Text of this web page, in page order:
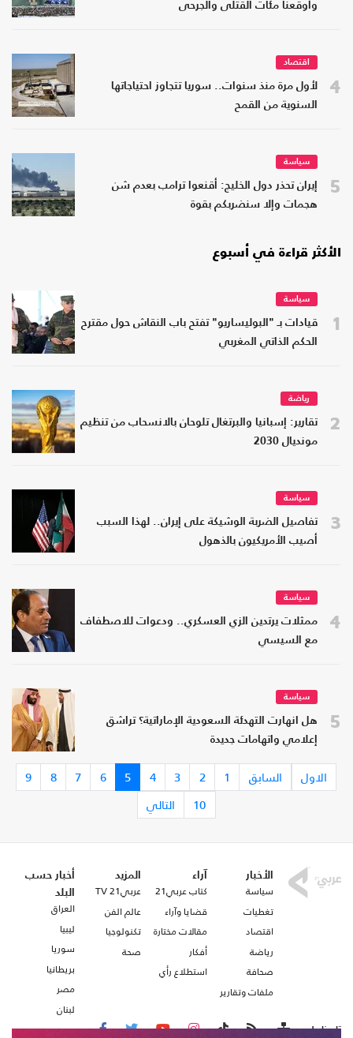
وأوقعنا مئات القتلى والجرحى
4
اقتصاد
لأول مرة منذ سنوات.. سوريا تتجاوز احتياجاتها
السنوية من القمح
5
سياسة
إيران تحذر دول الخليج: أقنعوا ترامب بعدم شن
هجمات وإلا سنضربكم بقوة
الأكثر قراءة في أسبوع
1
سياسة
قيادات بـ "البوليساريو" تفتح باب النقاش حول مقترح
الحكم الذاتي المغربي
2
رياضة
تقارير: إسبانيا والبرتغال تلوحان بالانسحاب من تنظيم
مونديال 2030
3
سياسة
تفاصيل الضربة الوشيكة على إيران.. لهذا السبب
أصيب الأمريكيون بالذهول
4
سياسة
ممثلات يرتدين الزي العسكري.. ودعوات للاصطفاف
مع السيسي
5
سياسة
هل انهارت التهدئة السعودية الإماراتية؟ تراشق
إعلامي واتهامات جديدة
الاول السابق 1
2
3
4
5
6
7
8
9
10
التالي
الأخبار
سياسة
تغطيات
اقتصاد
رياضة
صحافة
ملفات وتقارير
آراء
كتاب عربي21
قضايا وآراء
مقالات مختارة
أفكار
استطلاع رأي
المزيد
عربي21 TV
عالم الفن
تكنولوجيا
صحة
أخبار حسب
البلد
العراق
ليبيا
سوريا
بريطانيا
مصر
لبنان
تابعنا على